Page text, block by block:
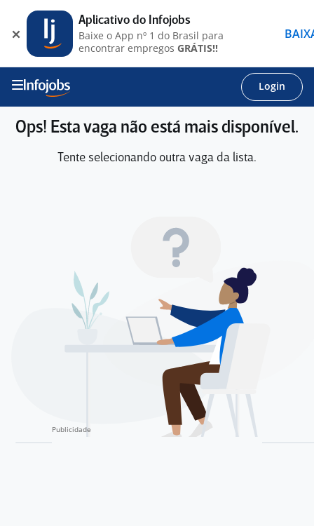
Login
Ops! Esta vaga não está mais disponível.
Tente selecionando outra vaga da lista.
Aplicativo do Infojobs
Baixe o App nº 1 do Brasil para
encontrar empregos GRÁTIS!!